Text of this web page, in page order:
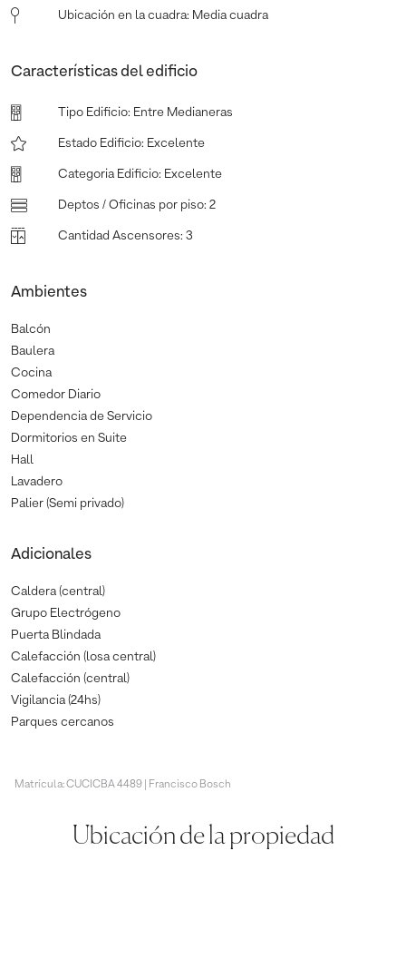
Ubicación en la cuadra: Media cuadra
Características del edificio
Tipo Edificio: Entre Medianeras
Estado Edificio: Excelente
Categoria Edificio: Excelente
Deptos / Oficinas por piso: 2
Cantidad Ascensores: 3
Ambientes
Balcón
Baulera
Cocina
Comedor Diario
Dependencia de Servicio
Dormitorios en Suite
Hall
Lavadero
Palier (Semi privado)
Adicionales
Caldera (central)
Grupo Electrógeno
Puerta Blindada
Calefacción (losa central)
Calefacción (central)
Vigilancia (24hs)
Parques cercanos
Matrícula: CUCICBA 4489 | Francisco Bosch
Ubicación de la propiedad